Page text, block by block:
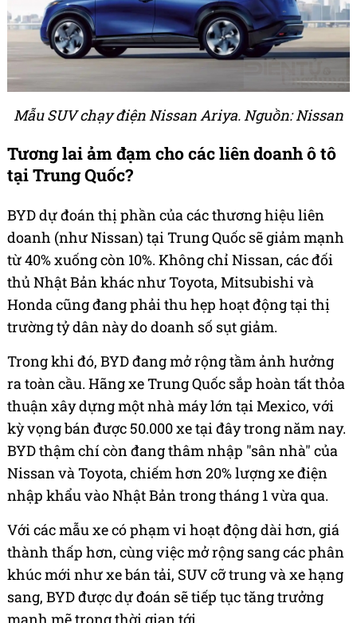
Mẫu SUV chạy điện Nissan Ariya. Nguồn: Nissan
Tương lai ảm đạm cho các liên doanh ô tô
tại Trung Quốc?
BYD dự đoán thị phần của các thương hiệu liên
doanh (như Nissan) tại Trung Quốc sẽ giảm mạnh
từ 40% xuống còn 10%. Không chỉ Nissan, các đối
thủ Nhật Bản khác như Toyota, Mitsubishi và
Honda cũng đang phải thu hẹp hoạt động tại thị
trường tỷ dân này do doanh số sụt giảm.
Trong khi đó, BYD đang mở rộng tầm ảnh hưởng
ra toàn cầu. Hãng xe Trung Quốc sắp hoàn tất thỏa
thuận xây dựng một nhà máy lớn tại Mexico, với
kỳ vọng bán được 50.000 xe tại đây trong năm nay.
BYD thậm chí còn đang thâm nhập "sân nhà" của
Nissan và Toyota, chiếm hơn 20% lượng xe điện
nhập khẩu vào Nhật Bản trong tháng 1 vừa qua.
Với các mẫu xe có phạm vi hoạt động dài hơn, giá
thành thấp hơn, cùng việc mở rộng sang các phân
khúc mới như xe bán tải, SUV cỡ trung và xe hạng
sang, BYD được dự đoán sẽ tiếp tục tăng trưởng
mạnh mẽ trong thời gian tới.